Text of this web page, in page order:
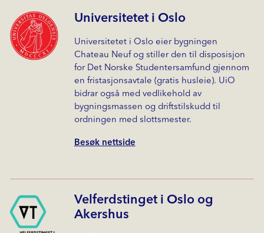
Universitetet i Oslo
Universitetet i Oslo eier bygningen
Chateau Neuf og stiller den til disposisjon
for Det Norske Studentersamfund gjennom
en fristasjonsavtale (gratis husleie). UiO
bidrar også med vedlikehold av
bygningsmassen og driftstilskudd til
ordningen med slottsmester.
Besøk nettside
Velferdstinget i Oslo og
Akershus